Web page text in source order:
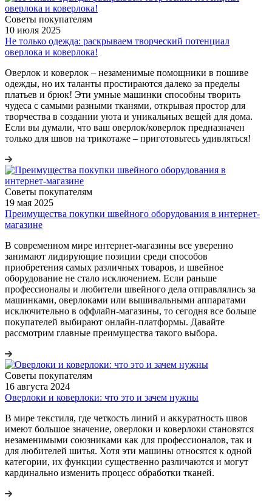
Советы покупателям
10 июля 2025
Не только одежда: раскрываем творческий потенциал
оверлока и коверлока!
Оверлок и коверлок – незаменимые помощники в пошиве
одежды, но их таланты простираются далеко за пределы
платьев и брюк! Эти умные машинки способны творить
чудеса с самыми разными тканями, открывая простор для
творчества в создании уюта и уникальных вещей для дома.
Если вы думали, что ваш оверлок/коверлок предназначен
только для швов на трикотаже – приготовьтесь удивляться!
Советы покупателям
19 мая 2025
Преимущества покупки швейного оборудования в интернет-
магазине
В современном мире интернет-магазины все уверенно
занимают лидирующие позиции среди способов
приобретения самых различных товаров, и швейное
оборудование не стало исключением. Если раньше
профессионалы и любители швейного дела отправлялись за
машинками, оверлоками или вышивальными аппаратами
исключительно в оффлайн-магазины, то сегодня все больше
покупателей выбирают онлайн-платформы. Давайте
рассмотрим главные преимущества такого выбора.
Советы покупателям
16 августа 2024
Оверлоки и коверлоки: что это и зачем нужны
В мире текстиля, где четкость линий и аккуратность швов
имеют большое значение, оверлоки и коверлоки становятся
незаменимыми союзниками как для профессионалов, так и
для любителей шитья. Хотя эти машины относятся к одной
категории, их функции существенно различаются и могут
кардинально изменить процесс обработки тканей.